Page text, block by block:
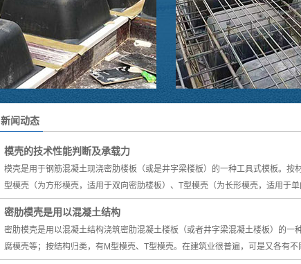
新闻动态
模壳的技术性能判断及承载力
模壳是用于钢筋混凝土现浇密肋楼板（或是井字梁楼板）的一种工具式模板。按
型模壳（为方形模壳，适用于双向密肋楼板）、T型模壳（为长形模壳，适用于
密肋模壳是用以混凝土结构
密肋模壳是用以混凝土结构浇筑密肋混凝土楼板（或者井字梁混凝土楼板）的
腐模壳等；按结构归类，有M型模壳、T型模壳。在建筑业很普遍，可是又各有